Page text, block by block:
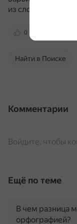
из слов нельзя
0
Найти в Поиске
Комментарии
Войдите, чтобы
Ещё по теме
В чем разница
орфографией?